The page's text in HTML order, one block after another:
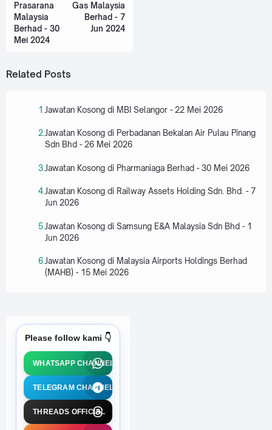
Prasarana
Malaysia
Berhad - 30
Mei 2024
Gas Malaysia
Berhad - 7
Jun 2024
Related Posts
Jawatan Kosong di MBI Selangor - 22 Mei 2026
Jawatan Kosong di Perbadanan Bekalan Air Pulau Pinang
Sdn Bhd - 26 Mei 2026
Jawatan Kosong di Pharmaniaga Berhad - 30 Mei 2026
Jawatan Kosong di Railway Assets Holding Sdn. Bhd. - 7
Jun 2026
Jawatan Kosong di Samsung E&A Malaysia Sdn Bhd - 1
Jun 2026
Jawatan Kosong di Malaysia Airports Holdings Berhad
(MAHB) - 15 Mei 2026
Please follow kami 👇
WHATSAPP CHANNEL
TELEGRAM CHANNEL
THREADS OFFICIAL